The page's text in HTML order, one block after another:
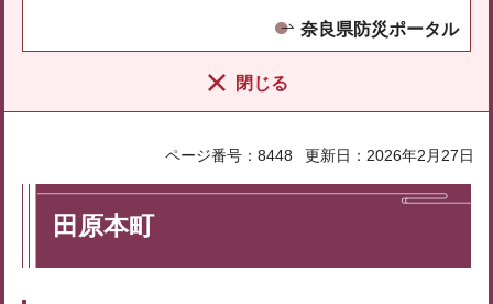
奈良県防災ポータル
閉じる
ページ番号：8448 更新日：2026年2月27日
田原本町